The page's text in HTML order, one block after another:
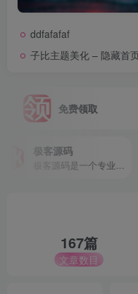
ddfafafaf
子比主题美化 – 隐藏首
免费领取
极客源码
167篇
文章数目